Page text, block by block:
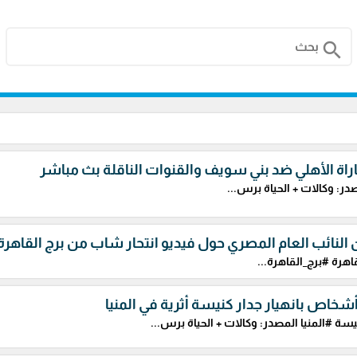
search
الأهلي ضد بني سويف والقنوات الناقلة بث مباشر
وكالات + الحياة برس...
النائب العام المصري حول فيديو انتحار شاب من برج
#برج_القاهرة...
#المنيا المصدر: وكالات + الحياة برس...